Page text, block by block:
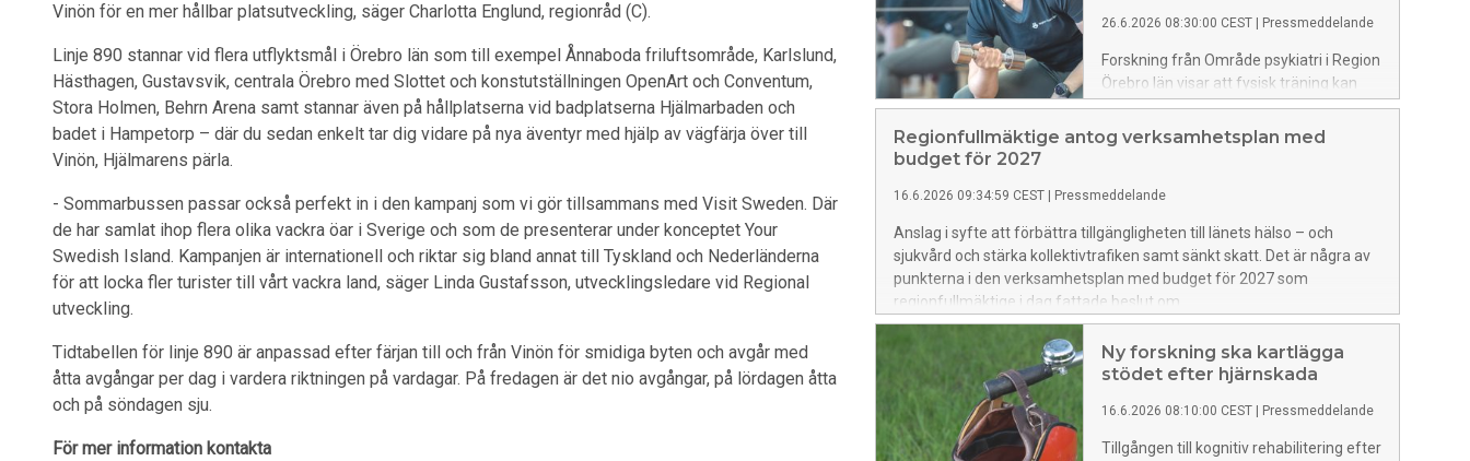
Vinön för en mer hållbar platsutveckling, säger Charlotta Englund, regionråd (C).
Linje 890 stannar vid flera utflyktsmål i Örebro län som till exempel Ånnaboda friluftsområde, Karlslund,
Hästhagen, Gustavsvik, centrala Örebro med Slottet och konstutställningen OpenArt och Conventum,
Stora Holmen, Behrn Arena samt stannar även på hållplatserna vid badplatserna Hjälmarbaden och
badet i Hampetorp – där du sedan enkelt tar dig vidare på nya äventyr med hjälp av vägfärja över till
Vinön, Hjälmarens pärla.
- Sommarbussen passar också perfekt in i den kampanj som vi gör tillsammans med Visit Sweden. Där
de har samlat ihop flera olika vackra öar i Sverige och som de presenterar under konceptet Your
Swedish Island. Kampanjen är internationell och riktar sig bland annat till Tyskland och Nederländerna
för att locka fler turister till vårt vackra land, säger Linda Gustafsson, utvecklingsledare vid Regional
utveckling.
Tidtabellen för linje 890 är anpassad efter färjan till och från Vinön för smidiga byten och avgår med
åtta avgångar per dag i vardera riktningen på vardagar. På fredagen är det nio avgångar, på lördagen åtta
och på söndagen sju.
För mer information kontakta
26.6.2026 08:30:00 CEST Pressmeddelande
Forskning från Område psykiatri i Region
Örebro län visar att fysisk träning kan
vara en effektiv behandling för vuxna
med adhd. Deltagare som genomförde
ett 12 veckor långt träningsprogram
bättre sömn, ökad livskvalitet och en
påverka sitt mående.
Regionfullmäktige antog verksamhetsplan med
budget för 2027
16.6.2026 09:34:59 CEST Pressmeddelande
Anslag i syfte att förbättra tillgängligheten till länets hälso – och
sjukvård och stärka kollektivtrafiken samt sänkt skatt. Det är några av
punkterna i den verksamhetsplan med budget för 2027 som
regionfullmäktige i dag fattade beslut om.
Ny forskning ska kartlägga
stödet efter hjärnskada
16.6.2026 08:10:00 CEST Pressmeddelande
Tillgången till kognitiv rehabilitering efter